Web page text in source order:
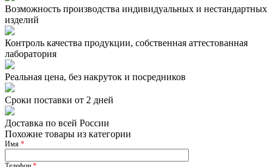
Возможность производства индивидуальных и нестандартных
изделий
Контроль качества продукции, собственная аттестованная
лаборатория
Реальная цена, без накруток и посредников
Сроки поставки от 2 дней
Доставка по всей России
Похожие товары из категории
Имя *